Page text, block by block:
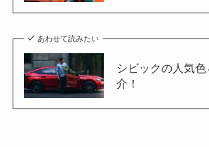
あわせて読みたい
シビックの人気
介！